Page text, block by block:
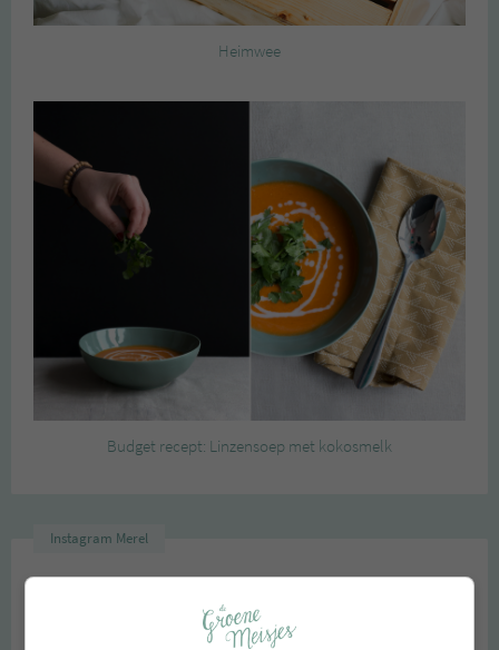
Heimwee
Budget recept: Linzensoep met kokosmelk
Instagram Merel